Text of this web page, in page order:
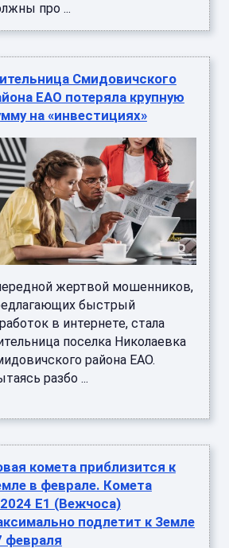
про ...
Смидовичского
ЕАО потеряла крупную
на «инвестициях»
жертвой мошенников,
быстрый
в интернете, стала
поселка Николаевка
района ЕАО.
разбо ...
комета приблизится к
в феврале. Комета
E1 (Вежчоса)
подлетит к Земле
февраля